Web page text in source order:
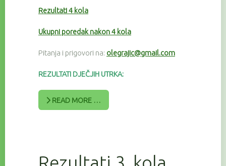
Rezultati 4 kola
Ukupni poredak nakon 4 kola
Pitanja i prigovori na: olegrajic@gmail.com
REZULTATI DJEČJIH UTRKA:
READ MORE …